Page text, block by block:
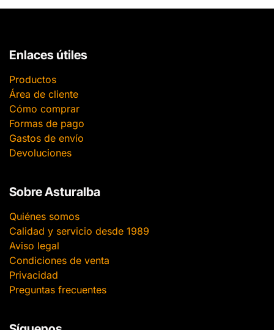
Enlaces útiles
Productos
Área de cliente
Cómo comprar
Formas de pago
Gastos de envío
Devoluciones
Sobre Asturalba
Quiénes somos
Calidad y servicio desde 1989
Aviso legal
Condiciones de venta
Privacidad
Preguntas frecuentes